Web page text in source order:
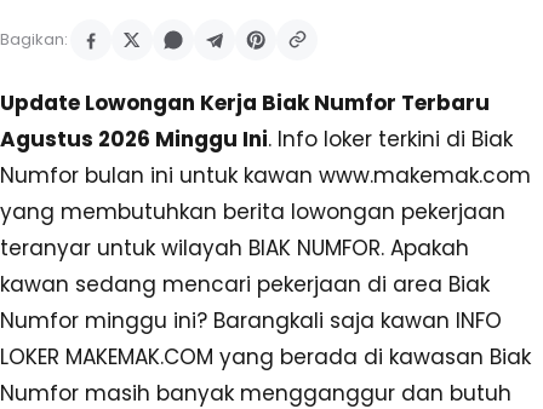
Bagikan:
Update Lowongan Kerja Biak Numfor Terbaru
Agustus 2026 Minggu Ini. Info loker terkini di Biak
Numfor bulan ini untuk kawan www.makemak.com
yang membutuhkan berita lowongan pekerjaan
teranyar untuk wilayah BIAK NUMFOR. Apakah
kawan sedang mencari pekerjaan di area Biak
Numfor minggu ini? Barangkali saja kawan INFO
LOKER MAKEMAK.COM yang berada di kawasan Biak
Numfor masih banyak mengganggur dan butuh